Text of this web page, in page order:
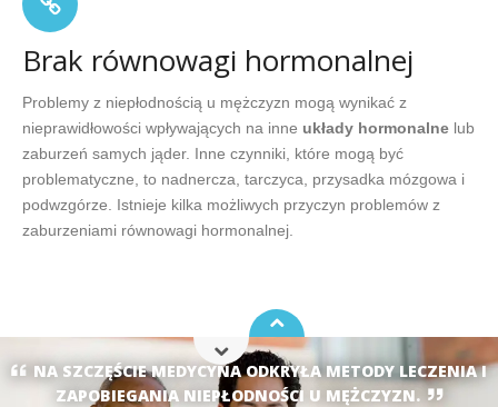
Brak równowagi hormonalnej
Problemy z niepłodnością u mężczyzn mogą wynikać z
nieprawidłowości wpływających na inne układy hormonalne lub
zaburzeń samych jąder. Inne czynniki, które mogą być
problematyczne, to nadnercza, tarczyca, przysadka mózgowa i
podwzgórze. Istnieje kilka możliwych przyczyn problemów z
zaburzeniami równowagi hormonalnej.
NA SZCZĘŚCIE MEDYCYNA ODKRYŁA METODY LECZENIA I
ZAPOBIEGANIA NIEPŁODNOŚCI U MĘŻCZYZN.